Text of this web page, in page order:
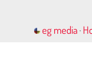
eg media·